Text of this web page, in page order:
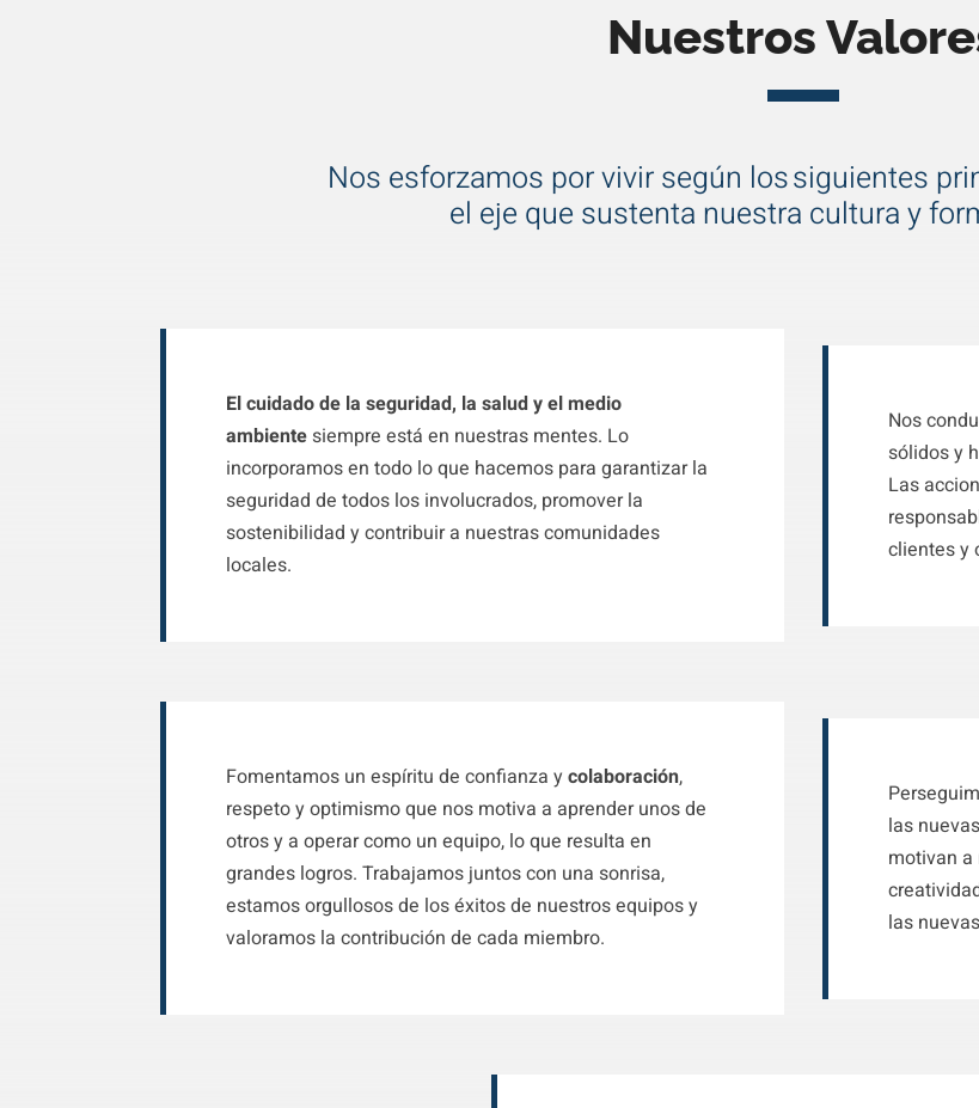
Nuestros
Nos esforzamos por vivir según los siguientes
el eje que sustenta nuestra cultura y
El cuidado de la seguridad, la salud y el medio
ambientesiempre está en nuestras mentes. Lo
incorporamos en todo lo que hacemos para garantizar la
seguridad de todos los involucrados, promover la
sostenibilidad y contribuir a nuestras comunidades
locales.
Nos
sólidos y
Las
clientes y
Fomentamos un espíritu de confianza ycolaboración,
respeto y optimismo que nos motiva a aprender unos de
otros y a operar como un equipo, lo que resulta en
grandes logros. Trabajamos juntos con una sonrisa,
estamos orgullosos de los éxitos de nuestros equipos y
valoramos la contribución de cada miembro.
las
motivan
las